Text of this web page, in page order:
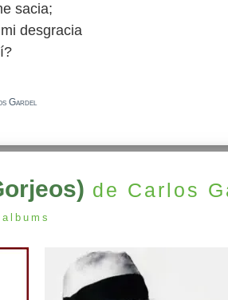
sacia;
desgracia
Gardel
de Carlos